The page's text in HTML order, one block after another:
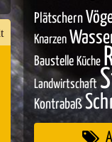
Plätschern
Knarzen
Baustelle Küche
Landwirtschaft
Kontrabaß